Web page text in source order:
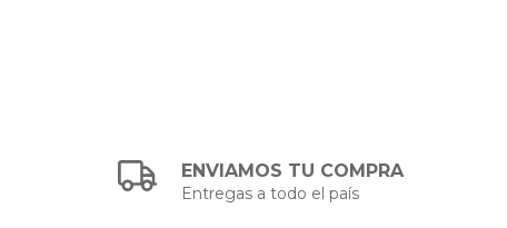
ENVIAMOS TU COMPRA
Entregas a todo el país